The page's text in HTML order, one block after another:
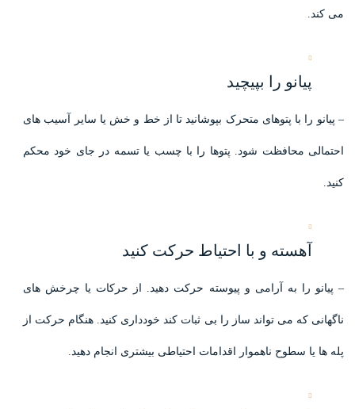
می کند.
پیانو را بپیچید
– پیانو را با پتوهای متحرک بپوشانید تا از خط و خش یا سایر آسیب های
احتمالی محافظت شود. پتوها را با چسب یا تسمه در جای خود محکم
کنید.
آهسته و با احتیاط حرکت کنید
– پیانو را به آرامی و پیوسته حرکت دهید. از حرکات یا چرخش های
ناگهانی که می تواند ساز را بی ثبات کند خودداری کنید. هنگام حرکت از
پله ها یا سطوح ناهموار اقدامات احتیاطی بیشتری انجام دهید.